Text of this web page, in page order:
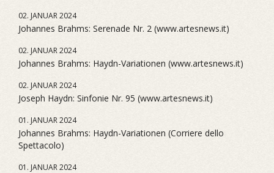
02. JANUAR 2024
Johannes Brahms: Serenade Nr. 2 (www.artesnews.it)
02. JANUAR 2024
Johannes Brahms: Haydn-Variationen (www.artesnews.it)
02. JANUAR 2024
Joseph Haydn: Sinfonie Nr. 95 (www.artesnews.it)
01. JANUAR 2024
Johannes Brahms: Haydn-Variationen (Corriere dello
Spettacolo)
01. JANUAR 2024